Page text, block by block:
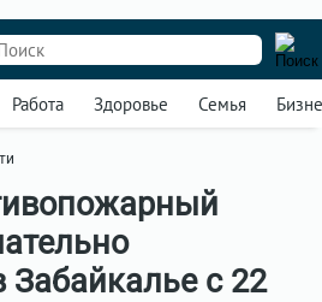
Работа Здоровье Семья
Забайкалье с 22